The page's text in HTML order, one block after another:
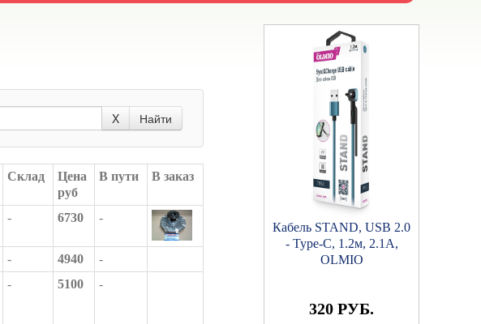
X Найти
Склад
Цена
руб
В пути В заказ
- 6730 -
- 4940
-
- 5100 -
Кабель STAND, USB 2.0
- Type-C, 1.2м, 2.1A,
OLMIO
320 РУБ.